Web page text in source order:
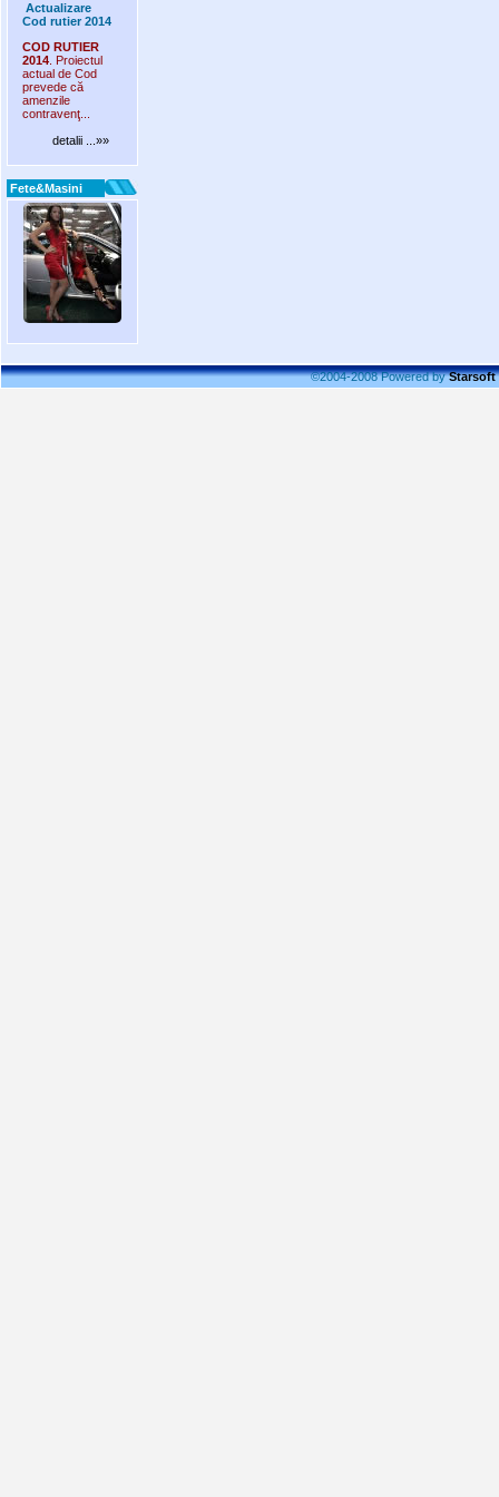
Actualizare
Cod rutier 2014
COD RUTIER
2014 . Proiectul
actual de Cod
prevede că
amenzile
contravenţ...
detalii ...»»
Fete&Masini
©2004-2008 Powered byStarsoft